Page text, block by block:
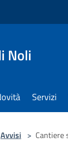
Noli
Servizi
Avvisi > Cantiere